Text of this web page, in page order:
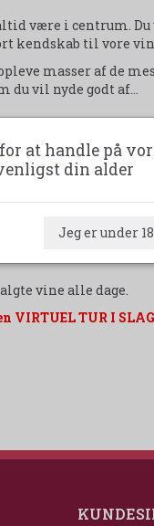
være i centrum.
kendskab til vore
masser af de
du vil nyde godt af...
ønsker at handle
vine alle dage.
VIRTUEL TUR I
at handle på
din alder
Jeg er under